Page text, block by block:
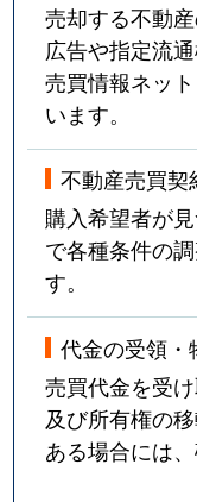
売却する不動
広告や指定流
売買情報ネッ
います。
不動産売買契
購入希望者が
で各種条件の
す。
代金の受領・
売買代金を受
及び所有権の
ある場合には